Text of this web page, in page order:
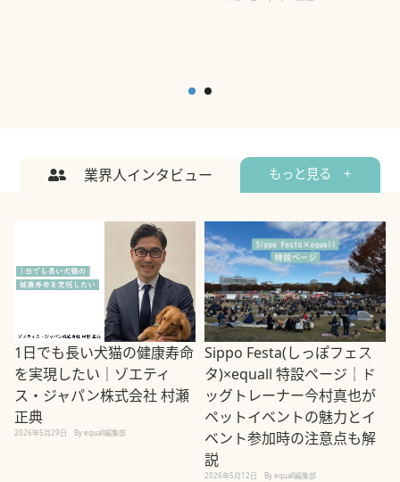
業界人インタビュー もっと見る +
1日でも長い犬猫の健康寿命
を実現したい｜ゾエティ
ス・ジャパン株式会社 村瀬
正典
2026年5月29日 By equall編集部
Sippo Festa(しっぽフェス
タ)×equall 特設ページ｜ド
ッグトレーナー今村真也が
ペットイベントの魅力とイ
ベント参加時の注意点も解
説
2026年5月12日 By equall編集部